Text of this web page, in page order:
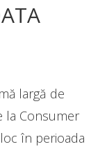
largă de
la Consumer
în perioada